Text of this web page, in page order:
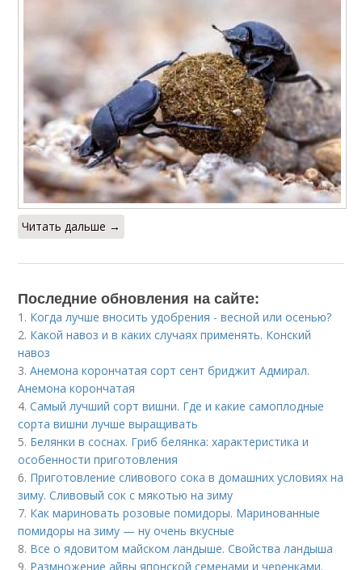
Читать дальше →
Последние обновления на сайте:
1. Когда лучше вносить удобрения - весной или осенью?
2. Какой навоз и в каких случаях применять. Конский
навоз
3.Анемона корончатая сорт сент бриджит Адмирал.
Анемона корончатая
4.Самый лучший сорт вишни. Где и какие самоплодные
сорта вишни лучше выращивать
5. Белянки в соснах. Гриб белянка: характеристика и
особенности приготовления
6. Приготовление сливового сока в домашних условиях на
зиму. Сливовый сок с мякотью на зиму
7. Как мариновать розовые помидоры. Маринованные
помидоры на зиму — ну очень вкусные
8. Все о ядовитом майском ландыше. Свойства ландыша
9. Размножение айвы японской семенами и черенками.